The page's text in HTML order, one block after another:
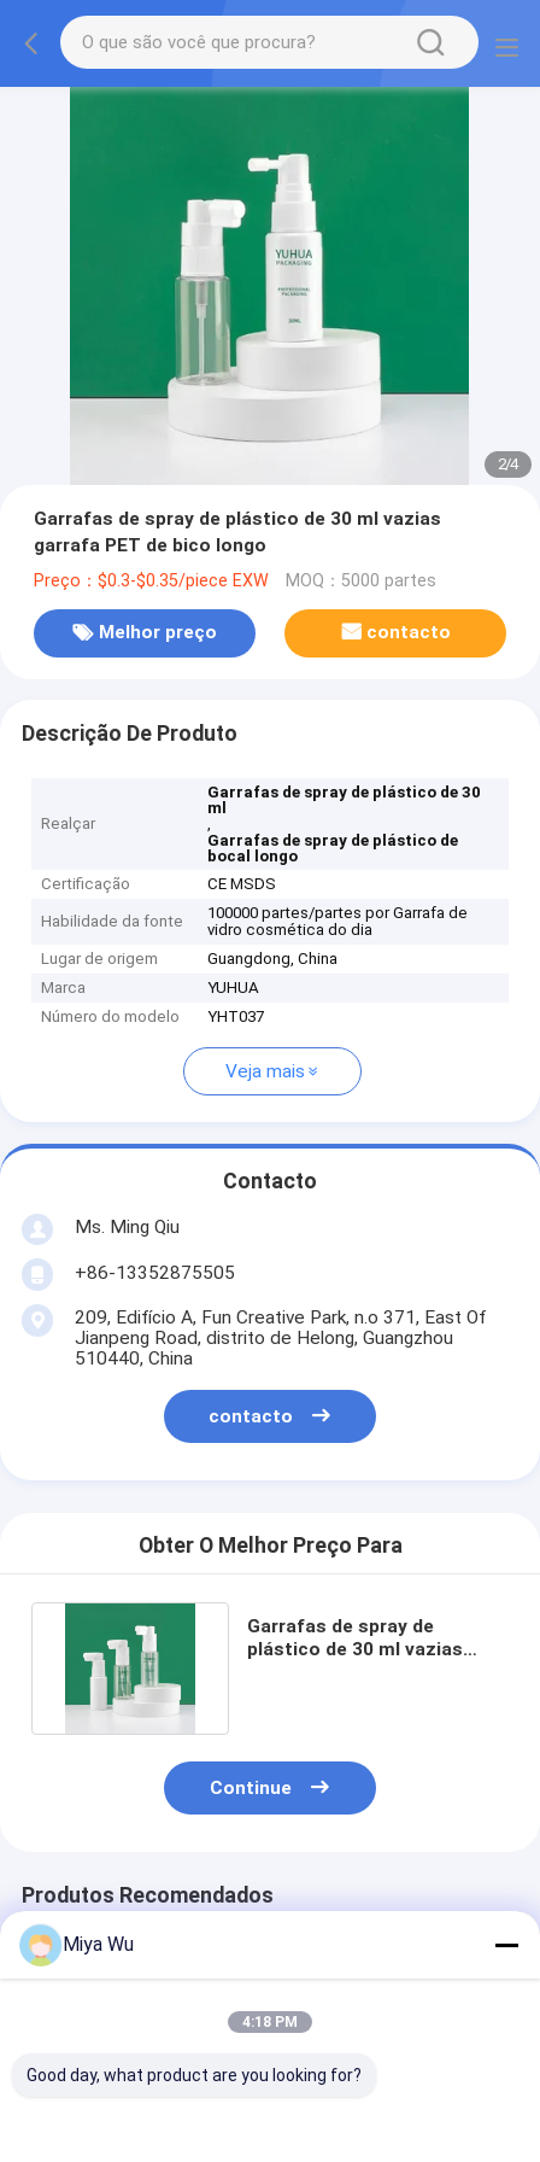
2/4
Garrafas de spray de plástico de 30 ml vazias
garrafa PET de bico longo
Preço：$0.3-$0.35/piece EXW MOQ：5000 partes
Melhor preço contacto
Descrição De Produto
Realçar
Garrafas de spray de plástico de 30
ml
,
Garrafas de spray de plástico de
bocal longo
Certificação
CE MSDS
Habilidade da fonte
100000 partes/partes por Garrafa de
vidro cosmética do dia
Lugar de origem
Guangdong, China
Marca
YUHUA
Número do modelo
YHT037
Veja mais
Contacto
Ms. Ming Qiu
+86-13352875505
209, Edifício A, Fun Creative Park, n.o 371, East Of
Jianpeng Road, distrito de Helong, Guangzhou
510440, China
contacto
Obter O Melhor Preço Para
Garrafas de spray de
plástico de 30 ml vazias
Continue
Produtos Recomendados
Miya Wu
4:18 PM
Good day, what product are you looking for?